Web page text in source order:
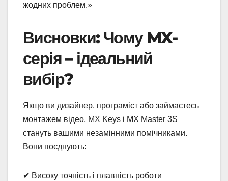
жодних проблем.»
Висновки: Чому MX-
серія – ідеальний
вибір?
Якщо ви дизайнер, програміст або займаєтесь
монтажем відео, MX Keys і MX Master 3S
стануть вашими незамінними помічниками.
Вони поєднують:
✔ Високу точність і плавність роботи